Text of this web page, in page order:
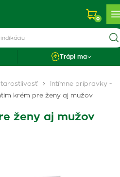
0
Trápi ma
Intímne prípravky -
krém pre ženy aj mužov
ženy aj mužov